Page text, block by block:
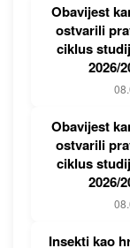
Obavijest
ostvarili
ciklus
2026/
Obavijest
ostvarili
ciklus
2026/
Insekti kao